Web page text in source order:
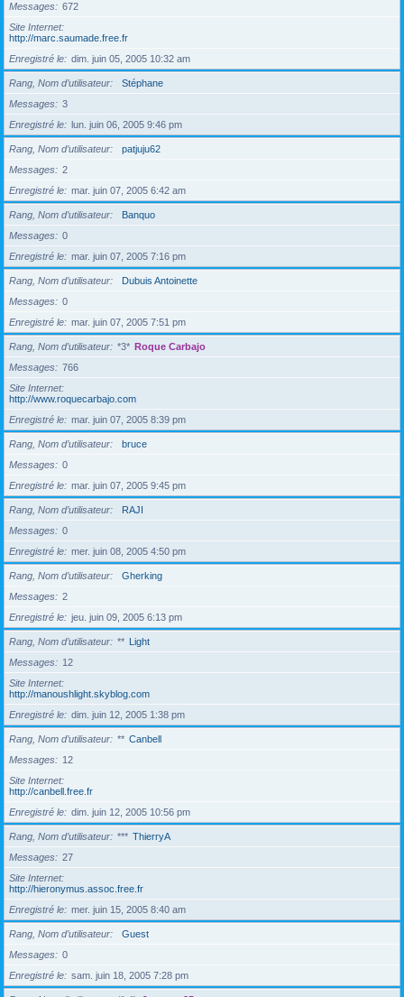
Messages
672
Site Internet
http://marc.saumade.free.fr
Enregistré le
dim. juin 05, 2005 10:32 am
Rang, Nom d’utilisateur
Stéphane
Messages
3
Enregistré le
lun. juin 06, 2005 9:46 pm
Rang, Nom d’utilisateur
patjuju62
Messages
2
Enregistré le
mar. juin 07, 2005 6:42 am
Rang, Nom d’utilisateur
Banquo
Messages
0
Enregistré le
mar. juin 07, 2005 7:16 pm
Rang, Nom d’utilisateur
Dubuis Antoinette
Messages
0
Enregistré le
mar. juin 07, 2005 7:51 pm
Rang, Nom d’utilisateur *3* Roque Carbajo
Messages
766
Site Internet
http://www.roquecarbajo.com
Enregistré le
mar. juin 07, 2005 8:39 pm
Rang, Nom d’utilisateur
bruce
Messages
0
Enregistré le
mar. juin 07, 2005 9:45 pm
Rang, Nom d’utilisateur
RAJI
Messages
0
Enregistré le
mer. juin 08, 2005 4:50 pm
Rang, Nom d’utilisateur
Gherking
Messages
2
Enregistré le
jeu. juin 09, 2005 6:13 pm
Rang, Nom d’utilisateur ** Light
Messages
12
Site Internet
http://manoushlight.skyblog.com
Enregistré le
dim. juin 12, 2005 1:38 pm
Rang, Nom d’utilisateur ** Canbell
Messages
12
Site Internet
http://canbell.free.fr
Enregistré le
dim. juin 12, 2005 10:56 pm
Rang, Nom d’utilisateur *** ThierryA
Messages
27
Site Internet
http://hieronymus.assoc.free.fr
Enregistré le
mer. juin 15, 2005 8:40 am
Rang, Nom d’utilisateur
Guest
Messages
0
Enregistré le
sam. juin 18, 2005 7:28 pm